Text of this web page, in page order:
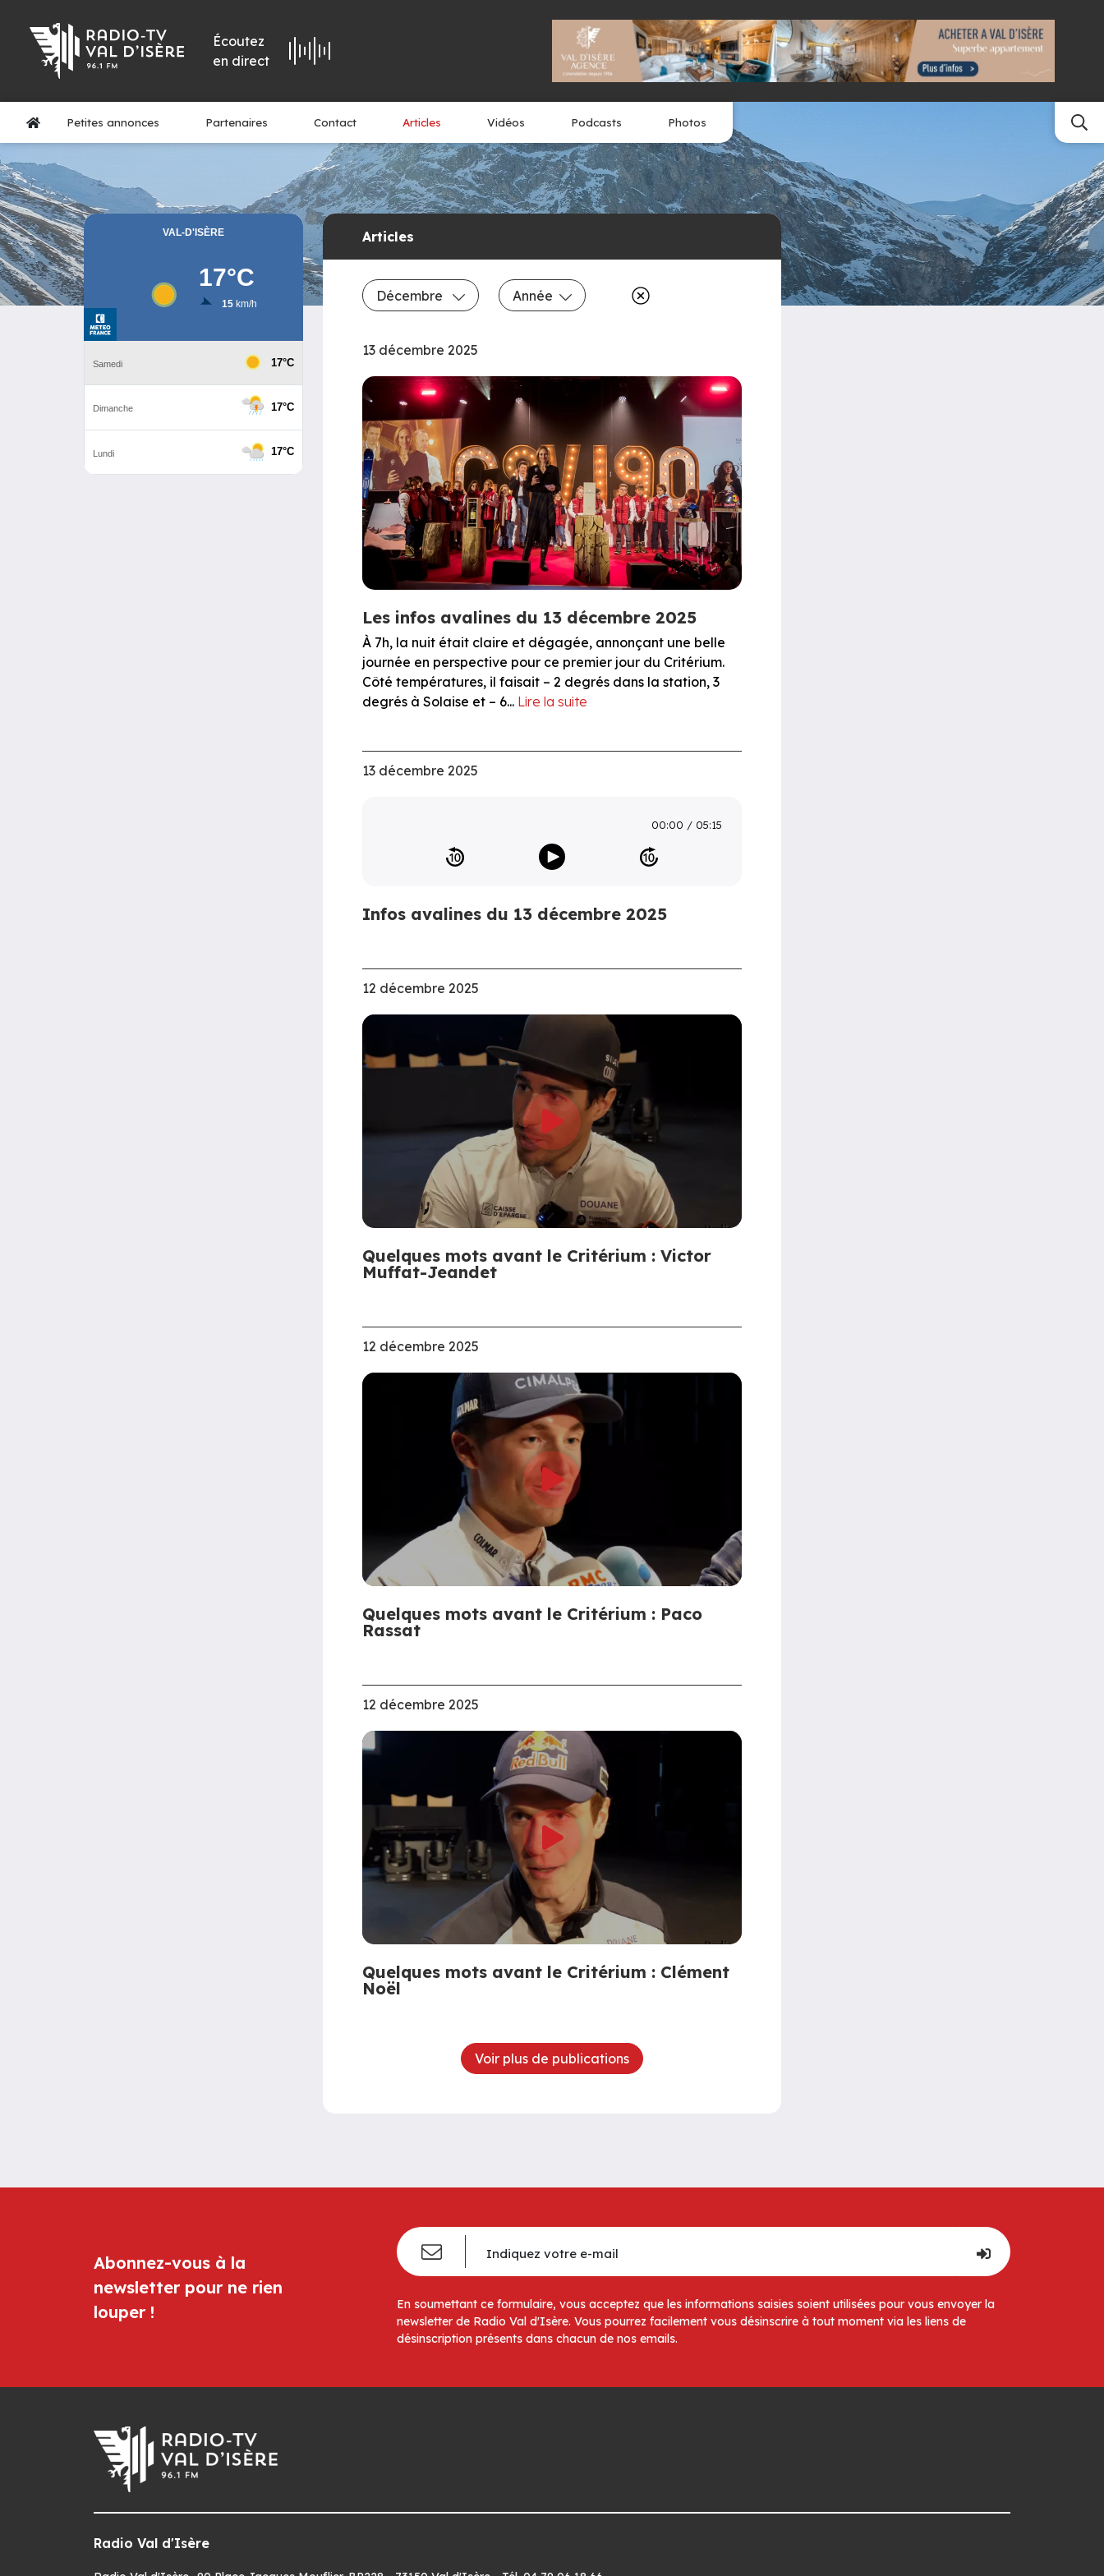
Écoutez
en direct
Petites annonces Partenaires Contact Articles Vidéos Podcasts Photos
Articles
Décembre Année
13 décembre 2025
Les infos avalines du 13 décembre 2025
À 7h, la nuit était claire et dégagée, annonçant une belle
journée en perspective pour ce premier jour du Critérium.
Côté températures, il faisait – 2 degrés dans la station, 3
degrés à Solaise et – 6... Lire la suite
13 décembre 2025
00:00 05:15
Infos avalines du 13 décembre 2025
12 décembre 2025
Quelques mots avant le Critérium : Victor
Muffat-Jeandet
12 décembre 2025
Quelques mots avant le Critérium : Paco
Rassat
12 décembre 2025
Quelques mots avant le Critérium : Clément
Noël
Voir plus de publications
Abonnez-vous à la
newsletter pour ne rien
louper !
En soumettant ce formulaire, vous acceptez que les informations saisies soient utilisées pour vous envoyer la
newsletter de Radio Val d'Isère. Vous pourrez facilement vous désinscrire à tout moment via les liens de
désinscription présents dans chacun de nos emails.
Radio Val d'Isère